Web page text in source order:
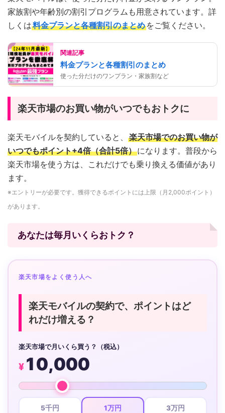
家族割や年齢別の割引プログラムも用意されています。詳
しくは料金プランと各種割引のまとめ をご覧ください。
関連記事
料金プランと各種割引のまとめ
使った分だけのワンプラン・家族割など
楽天市場のお買い物がいつでもおトクに
楽天モバイルを契約していると、 楽天市場でのお買い物が
いつでもポイント+4倍（合計5倍）になります。普段から
楽天市場を使う方は、これだけでも乗り換える価値があり
ます。
※エントリーが必要です。獲得できるポイントには上限（月2,000ポイント）
があります。
あなたは毎月いくらおトク？
楽天市場をよく使う人へ
楽天モバイルの契約で、ポイントはど
れだけ増える？
楽天市場で月いくら買う？（税込）
¥10,000
5千円 1万円 3万円